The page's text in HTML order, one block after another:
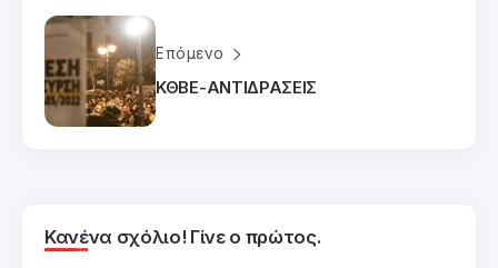
Επόμενο
ΚΘΒΕ-ΑΝΤΙΔΡΑΣΕΙΣ
Κανένα σχόλιο! Γίνε ο πρώτος.